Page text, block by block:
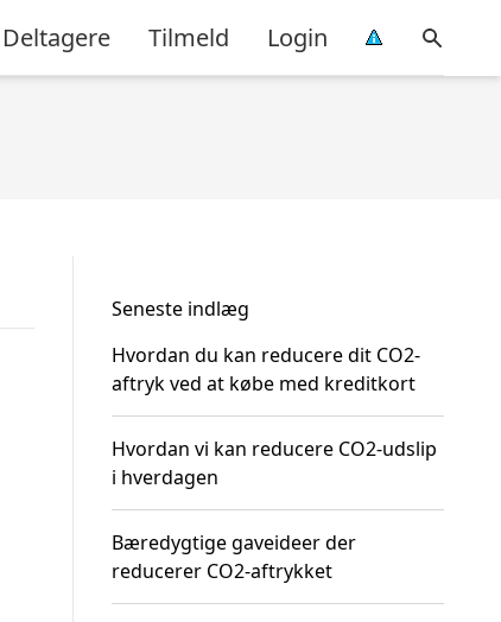
Deltagere Tilmeld Login
Seneste indlæg
Hvordan du kan reducere dit CO2-
aftryk ved at købe med kreditkort
Hvordan vi kan reducere CO2-udslip
i hverdagen
Bæredygtige gaveideer der
reducerer CO2-aftrykket